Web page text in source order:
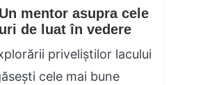
mentor asupra cele
de luat în vedere
priveliștilor lacului
cele mai bune